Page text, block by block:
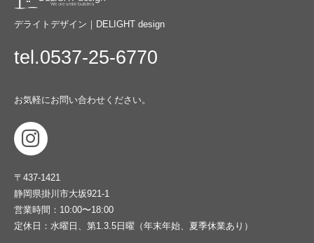
デライトデザイン｜DELIGHT design
tel.0537-25-6770
お気軽にお問い合わせください。
〒437-1421
静岡県掛川市大坂921-1
営業時間：10:00〜18:00
定休日：水曜日、第1.3.5日曜（年末年始、夏季休業あり）